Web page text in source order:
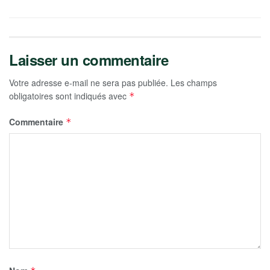
Laisser un commentaire
Votre adresse e-mail ne sera pas publiée. Les champs
obligatoires sont indiqués avec *
Commentaire *